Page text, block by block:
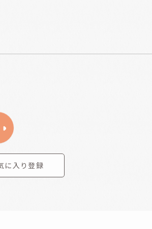
に入り登録